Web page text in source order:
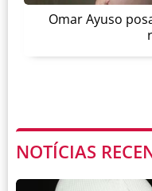
Omar Ayuso
NOTÍCIAS